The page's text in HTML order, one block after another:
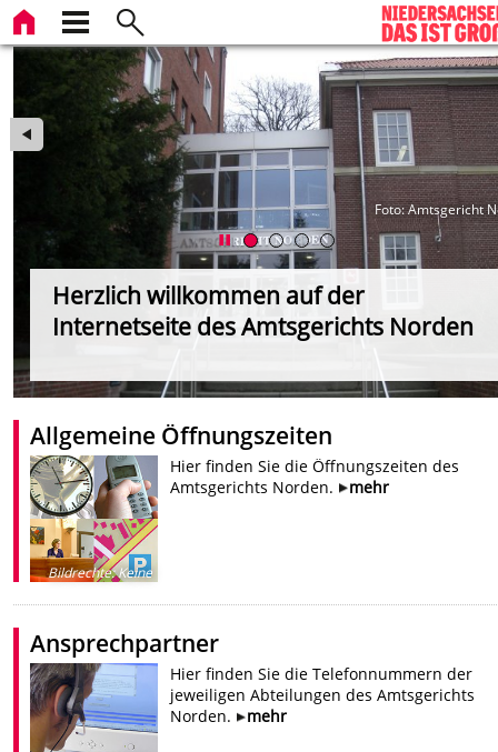
Herzlich willkommen auf der
Internetseite des Amtsgerichts Norden
Foto: Amtsgericht
Allgemeine Öffnungszeiten
Bildrechte:Keine
Hier finden Sie die Öffnungszeiten des
Amtsgerichts Norden.
mehr
Ansprechpartner
Hier finden Sie die Telefonnummern der
jeweiligen Abteilungen des Amtsgerichts
Norden.
mehr